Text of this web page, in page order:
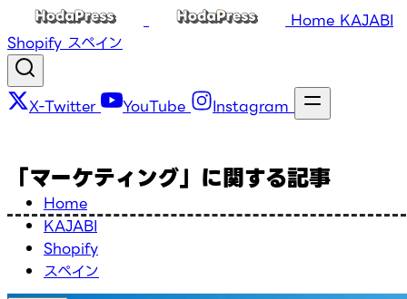
Home KAJABI
Shopify スペイン
X-Twitter YouTube Instagram
Home
KAJABI
Shopify
スペイン
「マーケティング」に関する記事